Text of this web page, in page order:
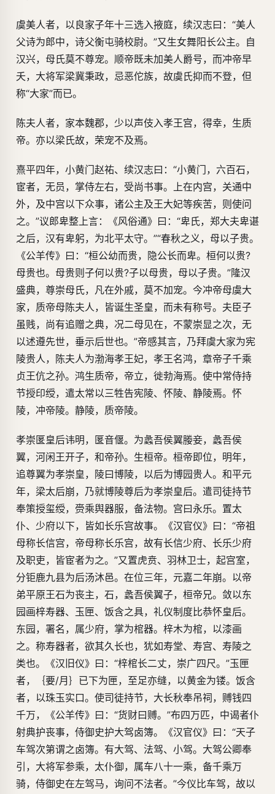
虞美人者，以良家子年十三选入掖庭，续汉志曰：“美人
父诗为郎中，诗父衡屯骑校尉。”又生女舞阳长公主。自
汉兴，母氏莫不尊宠。顺帝既未加美人爵号，而冲帝早
夭，大将军梁冀秉政，忌恶佗族，故虞氏抑而不登，但
称“大家”而已。
陈夫人者，家本魏郡，少以声伎入孝王宫，得幸，生质
帝。亦以梁氏故，荣宠不及焉。
熹平四年，小黄门赵祐、续汉志曰：“小黄门，六百石，
宦者，无员，掌侍左右，受尚书事。上在内宫，关通中
外，及中宫以下众事，诸公主及王大妃等疾苦，则使问
之。”议郎卑整上言：《风俗通》曰：“卑氏，郑大夫卑谌
之后，汉有卑躬，为北平太守。”“春秋之义，母以子贵。
《公羊传》曰：“桓公幼而贵，隐公长而卑。桓何以贵?
母贵也。母贵则子何以贵?子以母贵，母以子贵。”隆汉
盛典，尊崇母氏，凡在外戚，莫不加宠。今冲帝母虞大
家，质帝母陈夫人，皆诞生圣皇，而未有称号。夫臣子
虽贱，尚有追赠之典，况二母见在，不蒙崇显之次，无
以述遵先世，垂示后世也。”帝感其言，乃拜虞大家为宪
陵贵人，陈夫人为渤海孝王妃，孝王名鸿，章帝子千乘
贞王伉之孙。鸿生质帝，帝立，徙勃海焉。使中常侍持
节授印绶，遣太常以三牲告宪陵、怀陵、静陵焉。怀
陵，冲帝陵。静陵，质帝陵。
孝崇匽皇后讳明，匽音偃。为蠡吾侯翼媵妾，蠡吾侯
翼，河闲王开子，和帝孙。生桓帝。桓帝即位，明年，
追尊翼为孝崇皇，陵曰博陵，以后为博园贵人。和平元
年，梁太后崩，乃就博陵尊后为孝崇皇后。遣司徒持节
奉策授玺绶，赍乘舆器服，备法物。宫曰永乐。置太
仆、少府以下，皆如长乐宫故事。《汉官仪》曰：“帝祖
母称长信宫，帝母称长乐宫，故有长信少府、长乐少府
及职吏，皆宦者为之。”又置虎贲、羽林卫士，起宫室，
分钜鹿九县为后汤沐邑。在位三年，元嘉二年崩。以帝
弟平原王石为丧主，石，蠡吾侯翼子，桓帝兄。敛以东
园画梓寿器、玉匣、饭含之具，礼仪制度比恭怀皇后。
东园，署名，属少府，掌为棺器。梓木为棺，以漆画
之。称寿器者，欲其久长也，犹如寿堂、寿宫、寿陵之
类也。《汉旧仪》曰：“梓棺长二丈，崇广四尺。”玉匣
者，｛要/月｝已下为匣，至足亦缝，以黄金为镂。饭含
者，以珠玉实口。使司徒持节，大长秋奉吊祠，赙钱四
千万，《公羊传》曰：“货财曰赙。”布四万匹，中谒者仆
射典护丧事，侍御史护大驾卤簿。《汉官仪》曰：“天子
车驾次第谓之卤簿。有大驾、法驾、小驾。大驾公卿奉
引，大将军参乘，太仆御，属车八十一乘，备千乘万
骑，侍御史在左驾马，询问不法者。”今仪比车驾，故以